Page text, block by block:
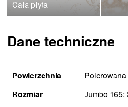
Cała płyta
Dane techniczne
Powierzchnia
Polerowana
Rozmiar
Jumbo 165: